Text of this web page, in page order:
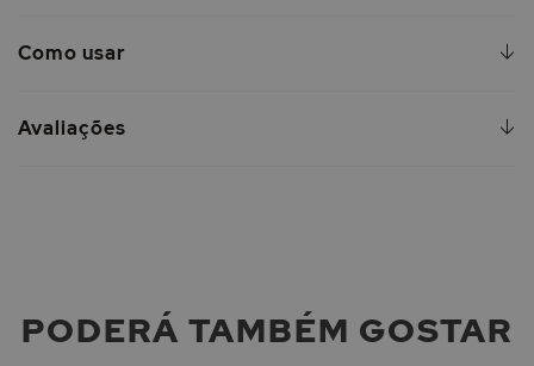
Como usar
Avaliações
PODERÁ TAMBÉM GOSTAR